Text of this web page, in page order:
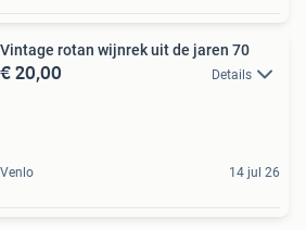
Vintage rotan wijnrek uit de jaren 70
€ 20,00 Details
Venlo 14 jul 26